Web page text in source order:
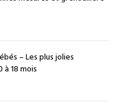
– Les plus jolies
18 mois